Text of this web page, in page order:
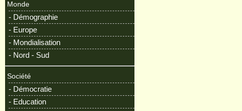
Monde
- Démographie
- Europe
- Mondialisation
- Nord - Sud
Société
- Démocratie
- Education